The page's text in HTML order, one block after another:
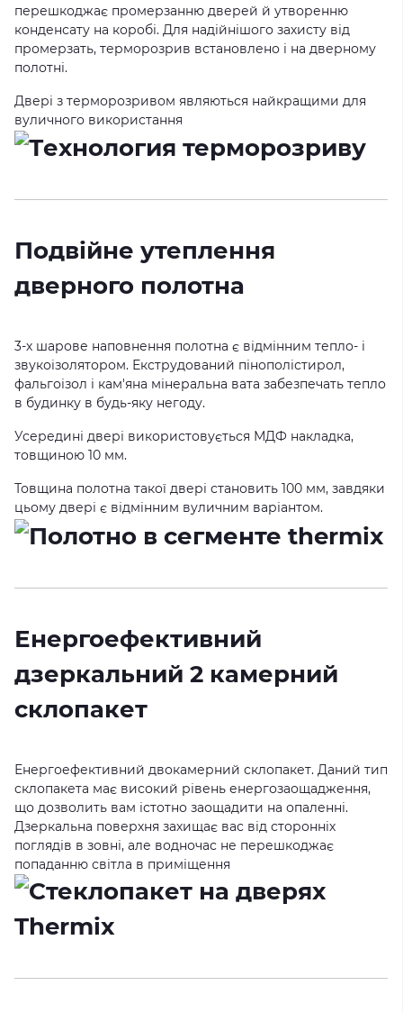
перешкоджає промерзанню дверей й утворенню
конденсату на коробі. Для надійнішого захисту від
промерзать, терморозрив встановлено і на дверному
полотні.
Двері з терморозривом являються найкращими для
вуличного використання
Подвійне утеплення
дверного полотна
3-х шарове наповнення полотна є відмінним тепло- і
звукоізолятором. Екструдований пінополістирол,
фальгоізол і кам'яна мінеральна вата забезпечать тепло
в будинку в будь-яку негоду.
Усередині двері використовується МДФ накладка,
товщиною 10 мм.
Товщина полотна такої двері становить 100 мм, завдяки
цьому двері є відмінним вуличним варіантом.
Енергоефективний
дзеркальний 2 камерний
склопакет
Енергоефективний двокамерний склопакет. Даний тип
склопакета має високий рівень енергозаощадження,
що дозволить вам істотно заощадити на опаленні.
Дзеркальна поверхня захищає вас від сторонніх
поглядів в зовні, але водночас не перешкоджає
попаданню світла в приміщення